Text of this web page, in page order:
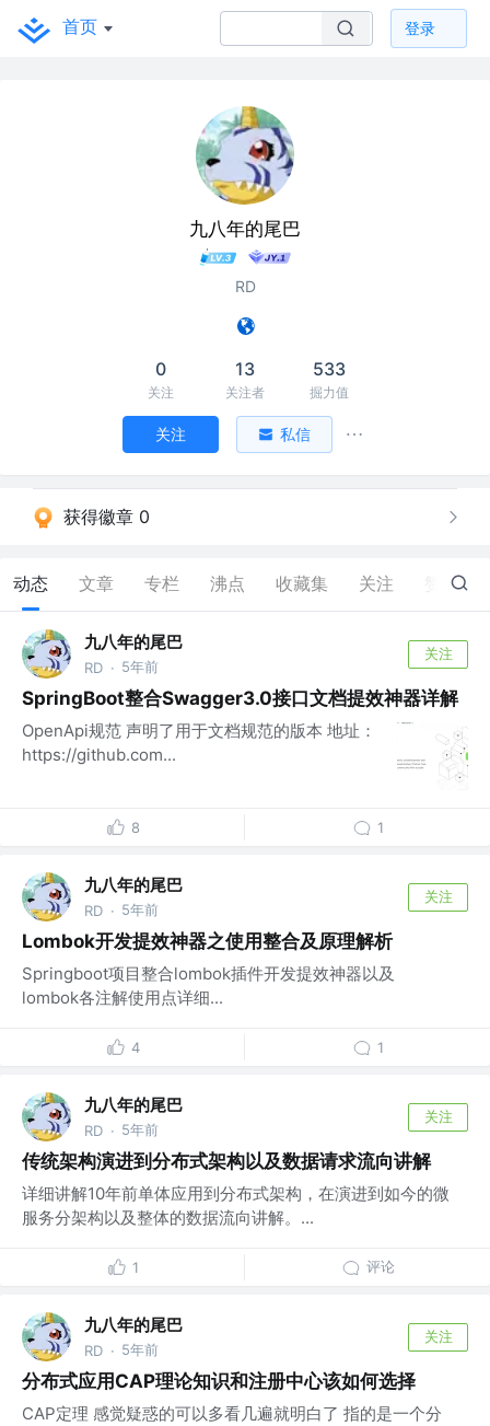
首页 登录
九八年的尾巴
RD
0
关注
13
关注者
533
掘力值
关注 私信
获得徽章 0
动态 文章 专栏 沸点 收藏集 关注 6
九八年的尾巴
RD · 5年前
关注
SpringBoot整合Swagger3.0接口文档提效神器详解
OpenApi规范 声明了用于文档规范的版本 地址：
https://github.com...
8 1
九八年的尾巴
RD · 5年前
关注
Lombok开发提效神器之使用整合及原理解析
Springboot项目整合lombok插件开发提效神器以及
lombok各注解使用点详细...
4 1
九八年的尾巴
RD · 5年前
关注
传统架构演进到分布式架构以及数据请求流向讲解
详细讲解10年前单体应用到分布式架构，在演进到如今的微
服务分架构以及整体的数据流向讲解。...
1 评论
九八年的尾巴
RD · 5年前
关注
分布式应用CAP理论知识和注册中心该如何选择
CAP定理 感觉疑惑的可以多看几遍就明白了 指的是一个分